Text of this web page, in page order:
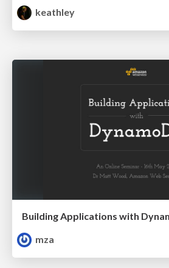
keathley
Building Applications with
mza